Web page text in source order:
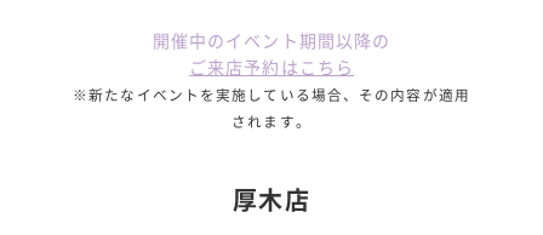
開催中のイベント期間以降の
ご来店予約はこちら
※新たなイベントを実施している場合、その内容が適用
されます。
厚木店